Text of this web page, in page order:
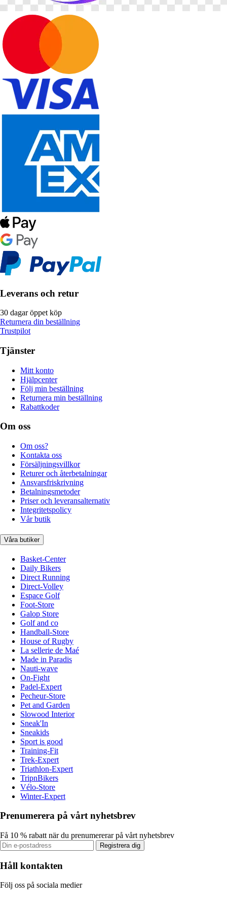
Leverans och retur
30 dagar öppet köp
Returnera din beställning
Trustpilot
Tjänster
Mitt konto
Hjälpcenter
Följ min beställning
Returnera min beställning
Rabattkoder
Om oss
Om oss?
Kontakta oss
Försäljningsvillkor
Returer och återbetalningar
Ansvarsfriskrivning
Betalningsmetoder
Priser och leveransalternativ
Integritetspolicy
Vår butik
Våra butiker
Basket-Center
Daily Bikers
Direct Running
Direct-Volley
Espace Golf
Foot-Store
Galop Store
Golf and co
Handball-Store
House of Rugby
La sellerie de Maé
Made in Paradis
Nauti-wave
On-Fight
Padel-Expert
Pecheur-Store
Pet and Garden
Slowood Interior
Sneak'In
Sneakids
Sport is good
Training-Fit
Trek-Expert
Triathlon-Expert
TripnBikers
Vélo-Store
Winter-Expert
Prenumerera på vårt nyhetsbrev
Få 10 % rabatt när du prenumererar på vårt nyhetsbrev
Registrera dig
Håll kontakten
Följ oss på sociala medier